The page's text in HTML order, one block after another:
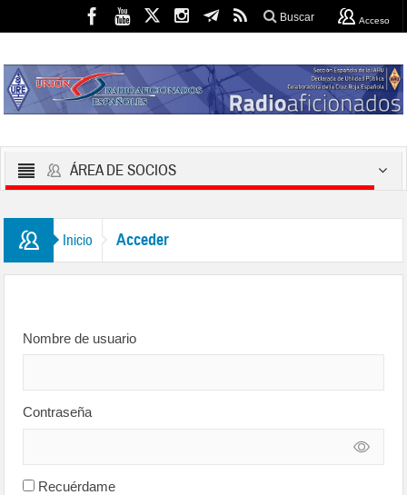
Buscar Acceso
ÁREA DE SOCIOS
Inicio Acceder
Nombre de usuario
Contraseña
Recuérdame